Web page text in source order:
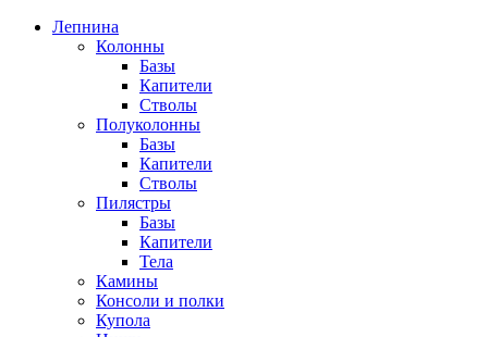
Лепнина
Колонны
Базы
Капители
Стволы
Полуколонны
Базы
Капители
Стволы
Пилястры
Базы
Капители
Тела
Камины
Консоли и полки
Купола